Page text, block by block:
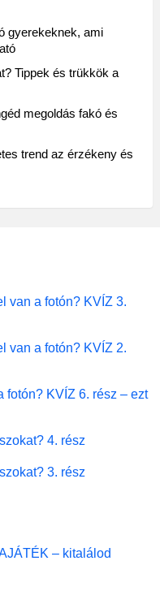
gyerekeknek, ami
Tippek és trükkök a
megoldás fakó és
trend az érzékeny és
van a fotón? KVÍZ 3.
van a fotón? KVÍZ 2.
fotón? KVÍZ 6. rész – ezt
4. rész
3. rész
– kitalálod